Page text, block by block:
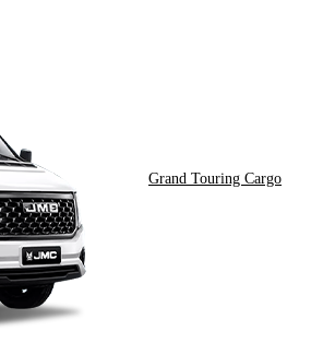
Grand Touring Cargo